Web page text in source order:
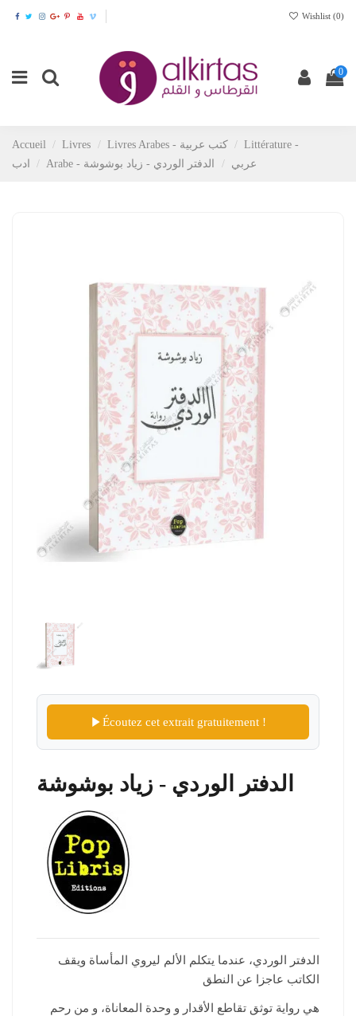
Wishlist (0)
0
Accueil Livres Livres Arabes - كتب عربية
Littérature -
ادب
Arabe - عربي الدفتر الوردي - زياد بوشوشة
Écoutez cet extrait gratuitement !
الدفتر الوردي - زياد بوشوشة
الكاتب عاجزا عن النطق
هي رواية توثق تقاطع الأقدار و وحدة المعاناة، و من رحم